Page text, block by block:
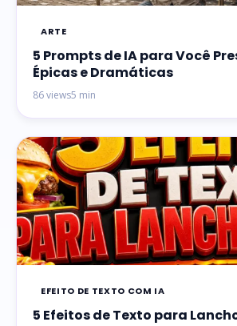
ARTE
5 Prompts de IA para Você
Épicas e Dramáticas
86 views5 min
EFEITO DE TEXTO COM IA
5 Efeitos de Texto para